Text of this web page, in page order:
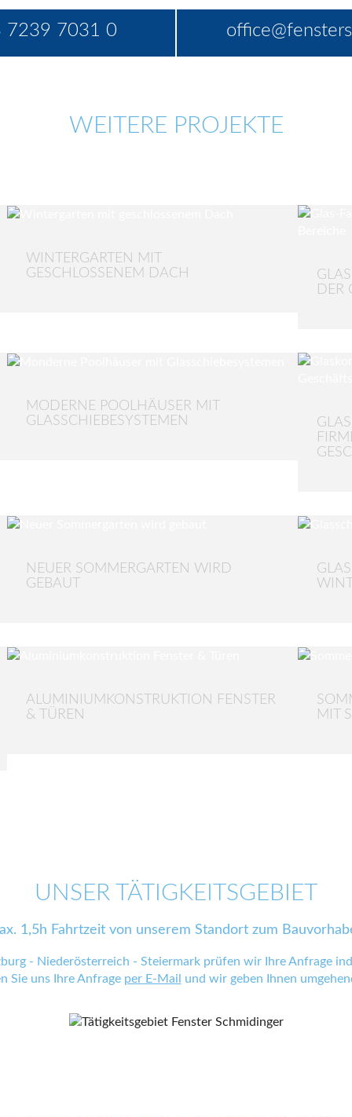
7239 7031 0
WEITERE PROJEKTE
WINTERGARTEN MIT
GESCHLOSSENEM DACH
DER
MODERNE POOLHÄUSER MIT
GLASSCHIEBESYSTEMEN
NEUER SOMMERGARTEN WIRD
GEBAUT
ALUMINIUMKONSTRUKTION FENSTER
& TÜREN
MIT
UNSER TÄTIGKEITSGEBIET
1,5h Fahrtzeit von unserem Standort zum
- Niederösterreich - Steiermark prüfen wir Ihre Anfrage
Sie uns Ihre Anfrage per E-Mail und wir geben Ihnen